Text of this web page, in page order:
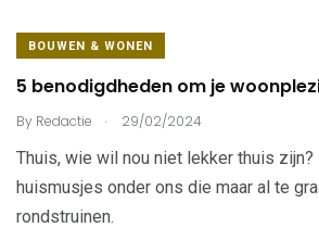
BOUWEN & WONEN
5 benodigdheden om je
By Redactie . 29/02/2024
Thuis, wie wil nou niet lekker thuis zijn?
huismusjes onder ons die maar al te
rondstruinen.